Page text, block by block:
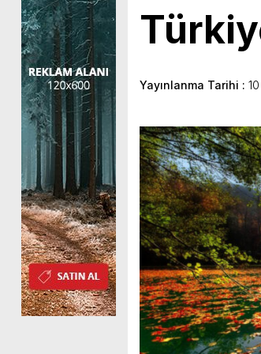
Yayınlanma Tarihi :